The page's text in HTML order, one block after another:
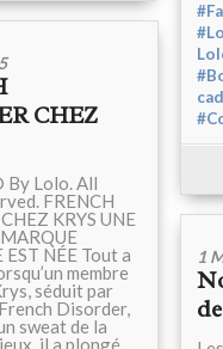
CHEZ
Lolo. All
FRENCH
KRYS UNE
EST NÉE Tout a
membre
séduit par
Disorder,
sweat de la
il a plongé...
1